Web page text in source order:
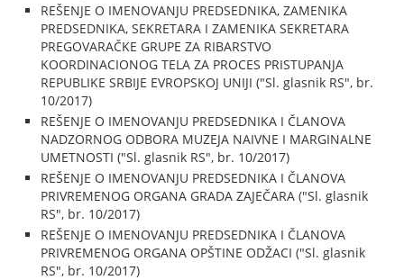
REŠENJE O IMENOVANJU PREDSEDNIKA, ZAMENIKA
PREDSEDNIKA, SEKRETARA I ZAMENIKA SEKRETARA
PREGOVARAČKE GRUPE ZA RIBARSTVO
KOORDINACIONOG TELA ZA PROCES PRISTUPANJA
REPUBLIKE SRBIJE EVROPSKOJ UNIJI ("Sl. glasnik RS", br.
10/2017)
REŠENJE O IMENOVANJU PREDSEDNIKA I ČLANOVA
NADZORNOG ODBORA MUZEJA NAIVNE I MARGINALNE
UMETNOSTI ("Sl. glasnik RS", br. 10/2017)
REŠENJE O IMENOVANJU PREDSEDNIKA I ČLANOVA
PRIVREMENOG ORGANA GRADA ZAJEČARA ("Sl. glasnik
RS", br. 10/2017)
REŠENJE O IMENOVANJU PREDSEDNIKA I ČLANOVA
PRIVREMENOG ORGANA OPŠTINE ODŽACI ("Sl. glasnik
RS", br. 10/2017)